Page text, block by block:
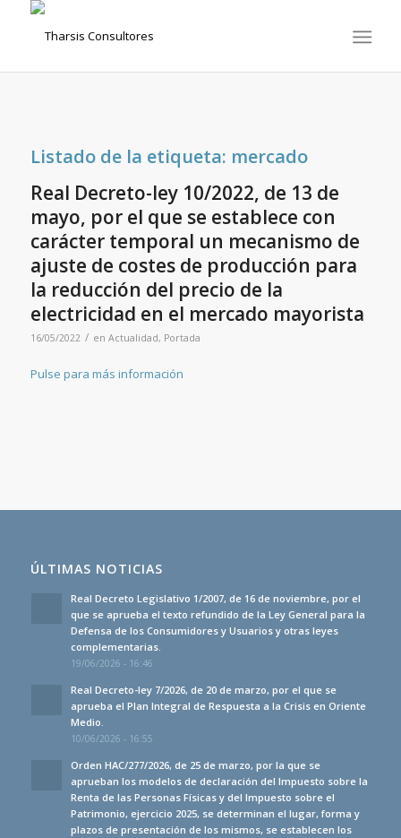
Listado de la etiqueta: mercado
Real Decreto-ley 10/2022, de 13 de
mayo, por el que se establece con
carácter temporal un mecanismo de
ajuste de costes de producción para
la reducción del precio de la
electricidad en el mercado mayorista
16/05/2022 / en Actualidad, Portada
Pulse para más información
ÚLTIMAS NOTICIAS
Real Decreto Legislativo 1/2007, de 16 de noviembre, por el
que se aprueba el texto refundido de la Ley General para la
Defensa de los Consumidores y Usuarios y otras leyes
complementarias.
19/06/2026 - 16:46
Real Decreto-ley 7/2026, de 20 de marzo, por el que se
aprueba el Plan Integral de Respuesta a la Crisis en Oriente
Medio.
10/06/2026 - 16:55
Orden HAC/277/2026, de 25 de marzo, por la que se
aprueban los modelos de declaración del Impuesto sobre la
Renta de las Personas Físicas y del Impuesto sobre el
Patrimonio, ejercicio 2025, se determinan el lugar, forma y
plazos de presentación de los mismos, se establecen los